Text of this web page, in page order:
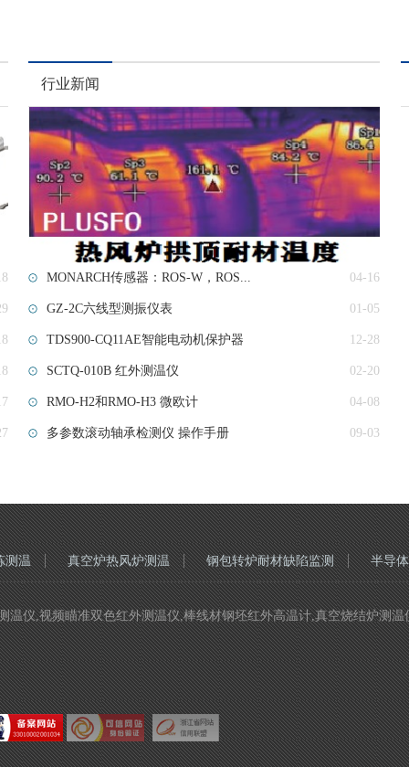
行业新闻
MONARCH传感器：ROS-W，ROS... 04-16
GZ-2C六线型测振仪表 01-05
TDS900-CQ11AE智能电动机保护器 12-28
SCTQ-010B 红外测温仪 02-20
RMO-H2和RMO-H3 微欧计 04-08
多参数滚动轴承检测仪 操作手册 09-03
测温 真空炉热风炉测温 钢包转炉耐材缺陷监测 半导
仪,视频瞄准双色红外测温仪,棒线材钢坯红外高温计,真空烧结炉测